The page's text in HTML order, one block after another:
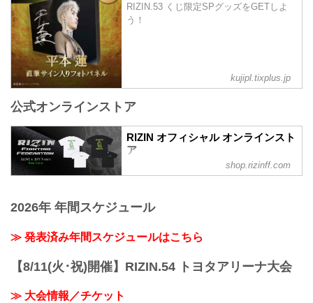
RIZIN.53 くじ限定SPグッズをGETしよ
う！
kujipl.tixplus.jp
公式オンラインストア
RIZIN オフィシャル オンラインスト
ア
日本の総合格闘技団体「RIZIN（ライジ
う。
shop.rizinff.com
2026年 年間スケジュール
≫ 発表済み年間スケジュールはこちら
【8/11(火･祝)開催】RIZIN.54 トヨタアリーナ大会
≫ 大会情報／チケット